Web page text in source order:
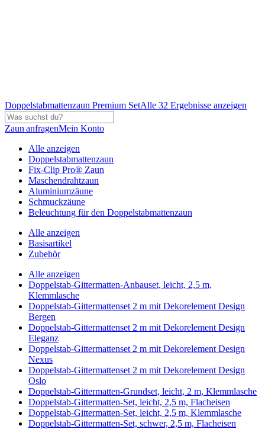
Doppelstabmattenzaun Premium SetAlle 32 Ergebnisse anzeigen
Zaun anfragenMein Konto
Alle anzeigen
Doppelstabmattenzaun
Fix-Clip Pro® Zaun
Maschendrahtzaun
Aluminiumzäune
Schmuckzäune
Beleuchtung für den Doppelstabmattenzaun
Alle anzeigen
Basisartikel
Zubehör
Alle anzeigen
Doppelstab-Gittermatten-Anbauset, leicht, 2,5 m,
Klemmlasche
Doppelstab-Gittermattenset 2 m mit Dekorelement Design
Bergen
Doppelstab-Gittermattenset 2 m mit Dekorelement Design
Eleganz
Doppelstab-Gittermattenset 2 m mit Dekorelement Design
Nexus
Doppelstab-Gittermattenset 2 m mit Dekorelement Design
Oslo
Doppelstab-Gittermatten-Grundset, leicht, 2 m, Klemmlasche
Doppelstab-Gittermatten-Set, leicht, 2,5 m, Flacheisen
Doppelstab-Gittermatten-Set, leicht, 2,5 m, Klemmlasche
Doppelstab-Gittermatten-Set, schwer, 2,5 m, Flacheisen